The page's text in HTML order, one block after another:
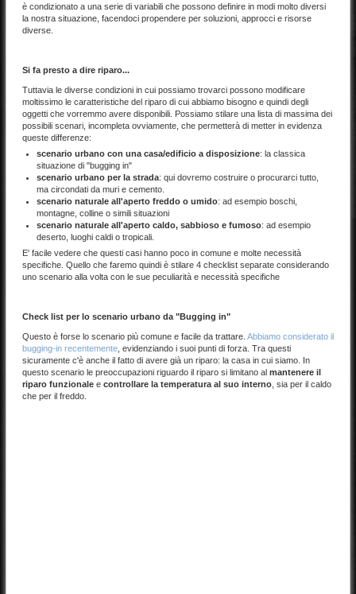
è condizionato a una serie di variabili che possono definire in modi molto diversi
la nostra situazione, facendoci propendere per soluzioni, approcci e risorse
diverse.
Si fa presto a dire riparo...
Tuttavia le diverse condizioni in cui possiamo trovarci possono modificare
moltissimo le caratteristiche del riparo di cui abbiamo bisogno e quindi degli
oggetti che vorremmo avere disponibili. Possiamo stilare una lista di massima dei
possibili scenari, incompleta ovviamente, che permetterà di metter in evidenza
queste differenze:
scenario urbano con una casa/edificio a disposizione: la classica
situazione di "bugging in"
scenario urbano per la strada: qui dovremo costruire o procurarci tutto,
ma circondati da muri e cemento.
scenario naturale all'aperto freddo o umido: ad esempio boschi,
montagne, colline o simili situazioni
scenario naturale all'aperto caldo, sabbioso e fumoso: ad esempio
deserto, luoghi caldi o tropicali.
E' facile vedere che questi casi hanno poco in comune e molte necessità
specifiche. Quello che faremo quindi è stilare 4 checklist separate considerando
uno scenario alla volta con le sue peculiarità e necessità specifiche
Check list per lo scenario urbano da "Bugging in"
Questo è forse lo scenario più comune e facile da trattare. Abbiamo considerato il
bugging-in recentemente , evidenziando i suoi punti di forza. Tra questi
sicuramente c'è anche il fatto di avere già un riparo: la casa in cui siamo. In
questo scenario le preoccupazioni riguardo il riparo si limitano al mantenere il
riparo funzionale e controllare la temperatura al suo interno , sia per il caldo
che per il freddo.